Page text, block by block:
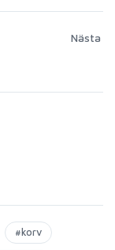
Nästa
#korv